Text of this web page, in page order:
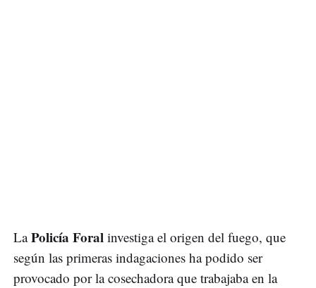
LaPolicía Foral investiga el origen del fuego, que
según las primeras indagaciones ha podido ser
provocado por la cosechadora que trabajaba en la